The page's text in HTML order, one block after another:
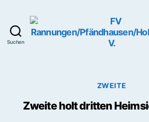
Suchen
V.
ZWEITE
Zweite holt dritten